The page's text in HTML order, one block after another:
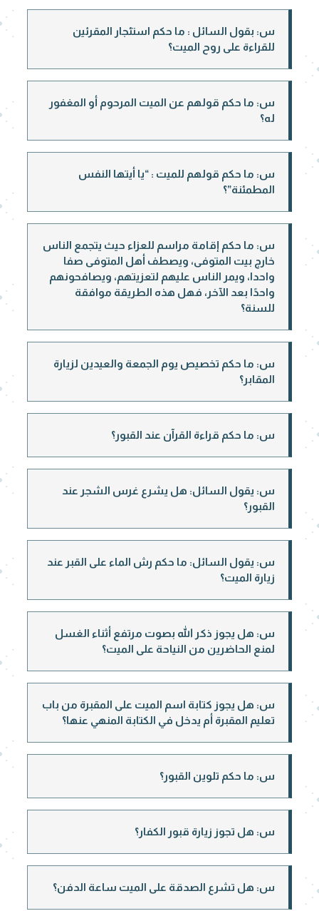
س: بقول السائل : ما حكم استئجار المقرئين
للقراءة على روح الميت؟
س: ما حكم قولهم عن الميت المرحوم أو المغفور
له؟
س: ما حكم قولهم للميت : “يا أيتها النفس
المطمئنة”؟
س: ما حكم إقامة مراسم للعزاء حيث يتجمع الناس
خارج بيت المتوفى، ويصطف أهل المتوفى صفا
واحدا، ويمر الناس عليهم لتعزيتهم، ويصافحونهم
واحدًا بعد الآخر، فهل هذه الطريقة موافقة
للسنة؟
س: ما حكم تخصيص يوم الجمعة والعيدين لزيارة
المقابر؟
س: ما حكم قراءة القرآن عند القبور؟
س: يقول السائل: هل يشرع غرس الشجر عند
القبور؟
س: يقول السائل: ما حكم رش الماء على القبر عند
زيارة الميت؟
س: هل يجوز ذكر الله بصوت مرتفع أثناء الغسل
لمنع الحاضرين من النياحة على الميت؟
س: هل يجوز كتابة اسم الميت على المقبرة من باب
تعليم المقبرة أم يدخل في الكتابة المنهي عنها؟
س: ما حكم تلوين القبور؟
س: هل تجوز زيارة قبور الكفار؟
س: هل تشرع الصدقة على الميت ساعة الدفن؟